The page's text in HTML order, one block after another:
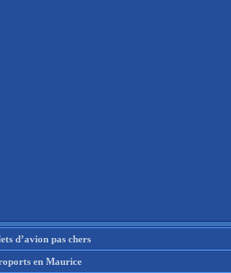
d’avion pas chers
en Maurice